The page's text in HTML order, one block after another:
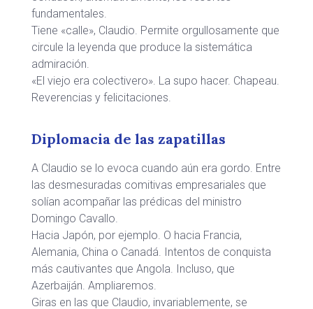
fundamentales.
Tiene «calle», Claudio. Permite orgullosamente que
circule la leyenda que produce la sistemática
admiración.
«El viejo era colectivero». La supo hacer. Chapeau.
Reverencias y felicitaciones.
Diplomacia de las zapatillas
A Claudio se lo evoca cuando aún era gordo. Entre
las desmesuradas comitivas empresariales que
solían acompañar las prédicas del ministro
Domingo Cavallo.
Hacia Japón, por ejemplo. O hacia Francia,
Alemania, China o Canadá. Intentos de conquista
más cautivantes que Angola. Incluso, que
Azerbaiján. Ampliaremos.
Giras en las que Claudio, invariablemente, se